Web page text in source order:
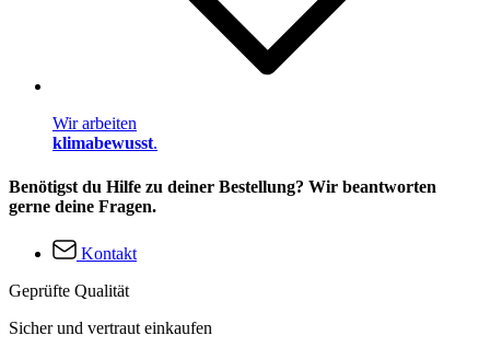
Wir arbeiten
klimabewusst.
Benötigst du Hilfe zu deiner Bestellung? Wir beantworten
gerne deine Fragen.
Kontakt
Geprüfte Qualität
Sicher und vertraut einkaufen